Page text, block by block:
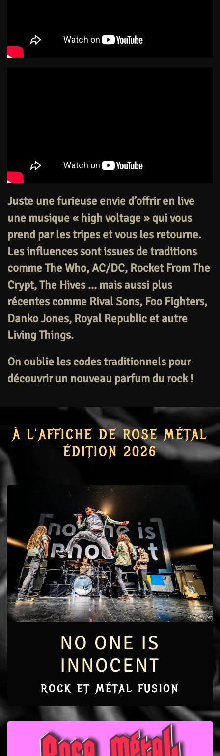
Juste une furieuse envie d’offrir en live
une musique « high voltage » qui vous
prend par les tripes et vous les retourne.
Les influences sont issues de traditions
comme The Who, AC/DC, Rocket From The
Crypt, The Hives … mais aussi plus
récentes comme Rival Sons, Foo Fighters,
Danko Jones, Royal Republic et autre
Living Things.
On oublie les codes traditionnels pour
découvrir un nouveau parfum du rock !
À L'AFFICHE DE ROSE MÉTAL
ÉDITION 2026
NO ONE IS
INNOCENT
ROCK ET MÉTAL FUSION